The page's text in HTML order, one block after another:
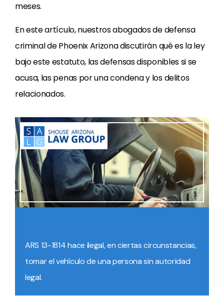
meses.
En este artículo, nuestros abogados de defensa
criminal de Phoenix Arizona discutirán qué es la ley
bajo este estatuto, las defensas disponibles si se
acusa, las penas por una condena y los delitos
relacionados.
ARS 13-1814 hace ilegal, en ciertas circunstancias,
tomar el vehículo de una persona sin autoridad
legal.